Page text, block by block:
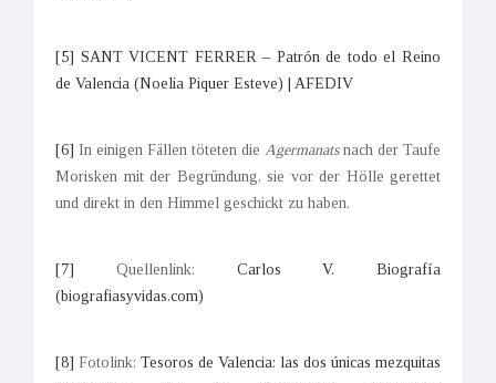
[5] SANT VICENT FERRER – Patrón de todo el Reino
de Valencia (Noelia Piquer Esteve) | AFEDIV
[6] In einigen Fällen töteten die Agermanatsnach der Taufe
Morisken mit der Begründung, sie vor der Hölle gerettet
und direkt in den Himmel geschickt zu haben.
[7] Quellenlink: Carlos V. Biografía
(biografiasyvidas.com)
[8] Fotolink: Tesoros de Valencia: las dos únicas mezquitas